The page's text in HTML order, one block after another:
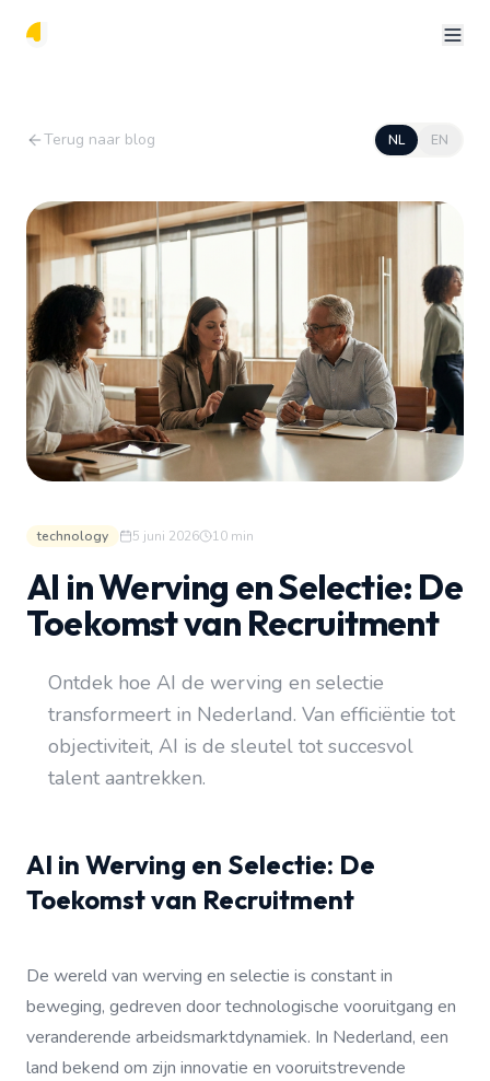
Terug naar blog NL EN
technology 5 juni 2026 10 min
AI in Werving en Selectie: De
Toekomst van Recruitment
Ontdek hoe AI de werving en selectie
transformeert in Nederland. Van efficiëntie tot
objectiviteit, AI is de sleutel tot succesvol
talent aantrekken.
AI in Werving en Selectie: De
Toekomst van Recruitment
De wereld van werving en selectie is constant in
beweging, gedreven door technologische vooruitgang en
veranderende arbeidsmarktdynamiek. In Nederland, een
land bekend om zijn innovatie en vooruitstrevende